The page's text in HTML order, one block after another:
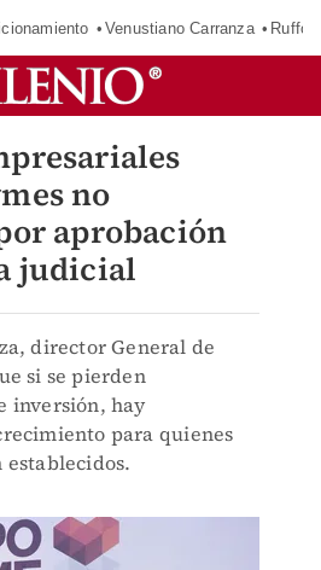
Venustiano Carranza Ruffo
no
aprobación
judicial
director General de
si se pierden
inversión, hay
para quienes
establecidos.